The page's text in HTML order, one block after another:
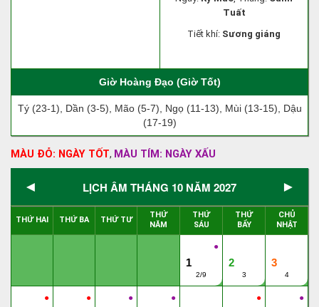
Tuất
Tiết khí: Sương giáng
Giờ Hoàng Đạo (Giờ Tốt)
Tý (23-1), Dần (3-5), Mão (5-7), Ngọ (11-13), Mùi (13-15), Dậu
(17-19)
MÀU ĐỎ: NGÀY TỐT, MÀU TÍM: NGÀY XẤU
◄ LỊCH ÂM THÁNG 10 NĂM 2027 ►
THỨ HAI THỨ BA THỨ TƯ
THỨ
NĂM
THỨ
SÁU
THỨ
BẨY
CHỦ
NHẬT
●
1
2/9
2
3
3
4
● ● ● ● ● ●